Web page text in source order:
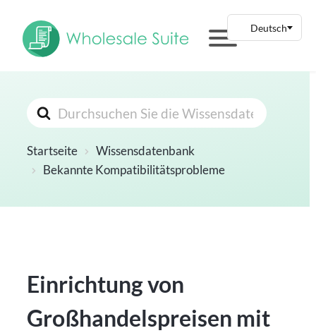
Suchen
nach
Startseite
Wissensdatenbank
Bekannte Kompatibilitätsprobleme
Einrichtung von
Großhandelspreisen mit